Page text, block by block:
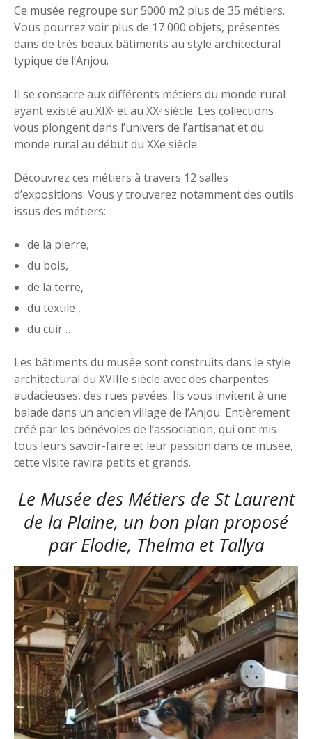
Ce musée regroupe sur 5000 m2 plus de 35 métiers.
Vous pourrez voir plus de 17 000 objets, présentés
dans de très beaux bâtiments au style architectural
typique de l’Anjou.
Il se consacre aux différents métiers du monde rural
ayant existé au XIXᵉ et au XXᵉ siècle. Les collections
vous plongent dans l’univers de l’artisanat et du
monde rural au début du XXe siècle.
Découvrez ces métiers à travers 12 salles
d’expositions. Vous y trouverez notamment des outils
issus des métiers:
de la pierre,
du bois,
de la terre,
du textile ,
du cuir …
Les bâtiments du musée sont construits dans le style
architectural du XVIIIe siècle avec des charpentes
audacieuses, des rues pavées. Ils vous invitent à une
balade dans un ancien village de l’Anjou. Entièrement
créé par les bénévoles de l’association, qui ont mis
tous leurs savoir-faire et leur passion dans ce musée,
cette visite ravira petits et grands.
Le Musée des Métiers de St Laurent
de la Plaine, un bon plan proposé
par Elodie, Thelma et Tallya